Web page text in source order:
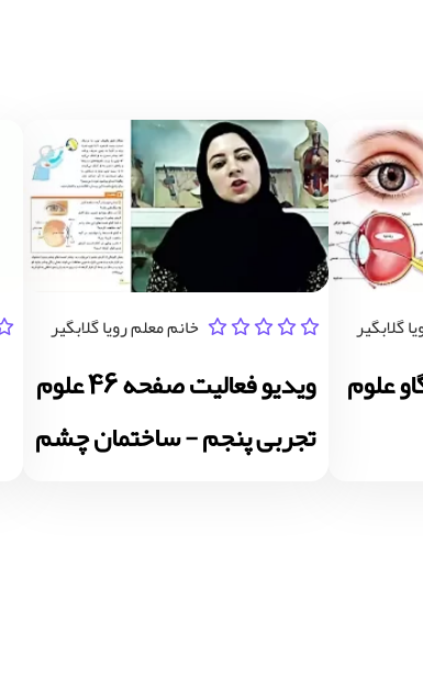
گلابگیر
علوم
خانم معلم رویا گلابگیر
ویدیو فعالیت صفحه 46 علوم
تجربی پنجم - ساختمان چشم